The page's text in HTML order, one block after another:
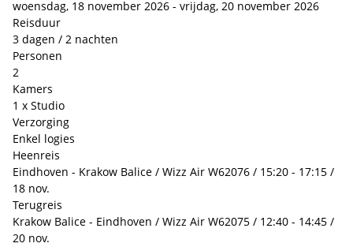
woensdag, 18 november 2026 - vrijdag, 20 november 2026
Reisduur
3 dagen / 2 nachten
Personen
2
Kamers
1 x Studio
Verzorging
Enkel logies
Heenreis
Eindhoven - Krakow Balice / Wizz Air W62076 / 15:20 - 17:15 /
18 nov.
Terugreis
Krakow Balice - Eindhoven / Wizz Air W62075 / 12:40 - 14:45 /
20 nov.